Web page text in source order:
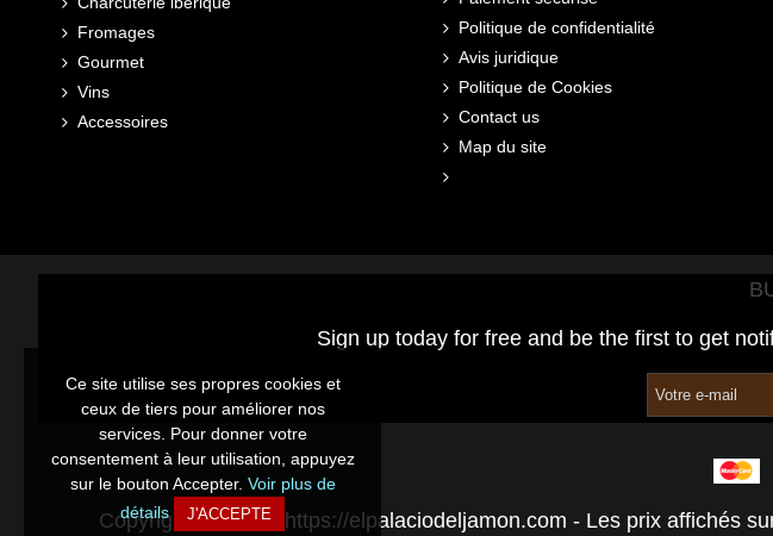
Fromages
Gourmet
Vins
Accessoires
Politique de confidentialité
Avis juridique
Politique de Cookies
Contact us
Map du site
Ce site utilise ses propres cookies et
ceux de tiers pour améliorer nos
services. Pour donner votre
consentement à leur utilisation, appuyez
sur le bouton Accepter. Voir plus de
détails
J'ACCEPTE
Sign up today for free and be the first to get
Copyright © 2026 - https://elpalaciodeljamon.com - Les prix affichés